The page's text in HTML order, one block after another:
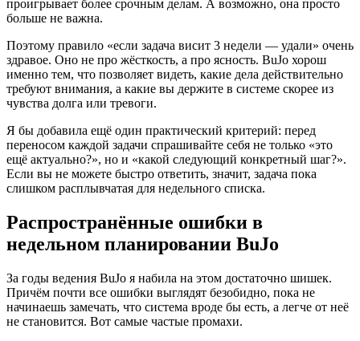
проигрывает более срочным делам. А возможно, она просто
больше не важна.
Поэтому правило «если задача висит 3 недели — удали» очень
здравое. Оно не про жёсткость, а про ясность. BuJo хорош
именно тем, что позволяет видеть, какие дела действительно
требуют внимания, а какие вы держите в системе скорее из
чувства долга или тревоги.
Я бы добавила ещё один практический критерий: перед
переносом каждой задачи спрашивайте себя не только «это
ещё актуально?», но и «какой следующий конкретный шаг?».
Если вы не можете быстро ответить, значит, задача пока
слишком расплывчатая для недельного списка.
Распространённые ошибки в
недельном планировании BuJo
За годы ведения BuJo я набила на этом достаточно шишек.
Причём почти все ошибки выглядят безобидно, пока не
начинаешь замечать, что система вроде бы есть, а легче от неё
не становится. Вот самые частые промахи.